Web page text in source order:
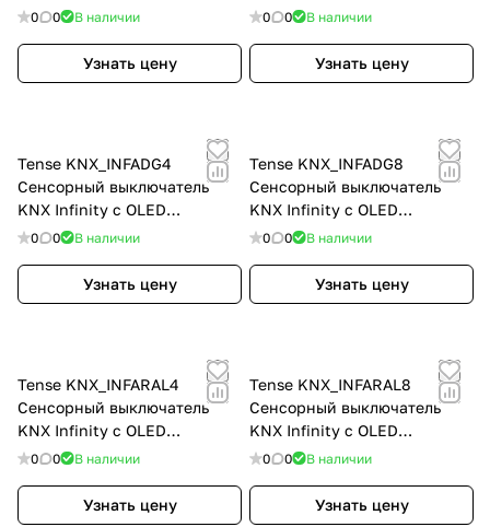
дисплеем 4-, цвет: Чёрный
0 0 В наличии
Узнать цену
дисплеем 8-, цвет: Чёрный
0 0 В наличии
Узнать цену
Tense KNX_INFADG4
Сенсорный выключатель
KNX Infinity с OLED
дисплеем 4-, цвет: Серый
0 0 В наличии
Узнать цену
Tense KNX_INFADG8
Сенсорный выключатель
KNX Infinity с OLED
дисплеем 8-, цвет: Серый
0 0 В наличии
Узнать цену
Tense KNX_INFARAL4
Сенсорный выключатель
KNX Infinity с OLED
дисплеем 4-, цвет: Alu Ral
0 0 В наличии
Узнать цену
Tense KNX_INFARAL8
Сенсорный выключатель
KNX Infinity с OLED
дисплеем 8-, цвет: Alu Ral
0 0 В наличии
Узнать цену